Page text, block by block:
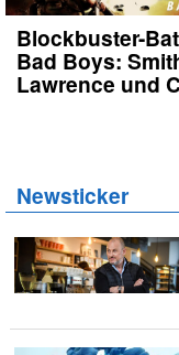
Blockbuster-
Bad Boys:
Lawrence und
Newsticker